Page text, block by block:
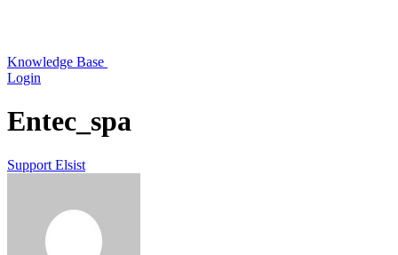
Knowledge Base
Login
Entec_spa
Support Elsist